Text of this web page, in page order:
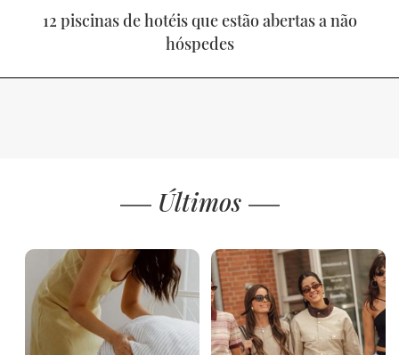
12 piscinas de hotéis que estão abertas a não
hóspedes
Últimos